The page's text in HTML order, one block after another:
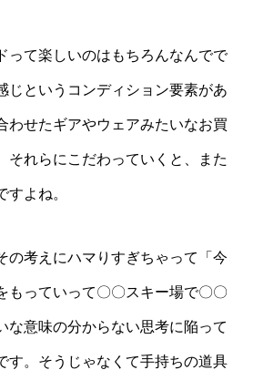
って楽しいのはもちろんなんでで
じというコンディション要素があ
わせたギアやウェアみたいなお買
それらにこだわっていくと、また
すよね。
の考えにハマりすぎちゃって「今
もっていって〇〇スキー場で〇〇
な意味の分からない思考に陥って
す。そうじゃなくて手持ちの道具